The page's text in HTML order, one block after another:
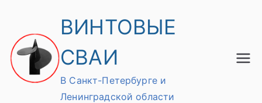
содержимому
ВИНТОВЫЕ
СВАИ
В Санкт-Петербурге и
Ленинградской области